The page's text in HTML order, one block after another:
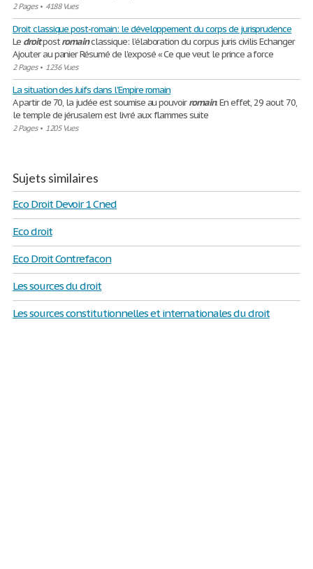
2 Pages• 4188 Vues
Droit classique post-romain: le développement du corps de jurisprudence
Le droitpostromainclassique: l’élaboration du corpus juris civilis Echanger
Ajouter au panier Résumé de l'exposé « Ce que veut le prince a force
2 Pages• 1236 Vues
La situation des Juifs dans l'Empire romain
A partir de 70, la judée est soumise au pouvoirromain. En effet, 29 aout 70,
le temple de jérusalem est livré aux flammes suite
2 Pages• 1205 Vues
Sujets similaires
Eco Droit Devoir 1 Cned
Eco droit
Eco Droit Contrefacon
Les sources du droit
Les sources constitutionnelles et internationales du droit